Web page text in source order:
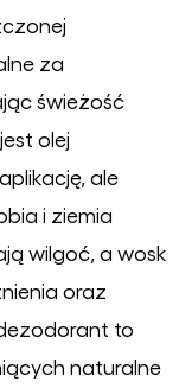
za
świeżość
olej
ale
i ziemia
wilgoć, a wosk
oraz
to
naturalne